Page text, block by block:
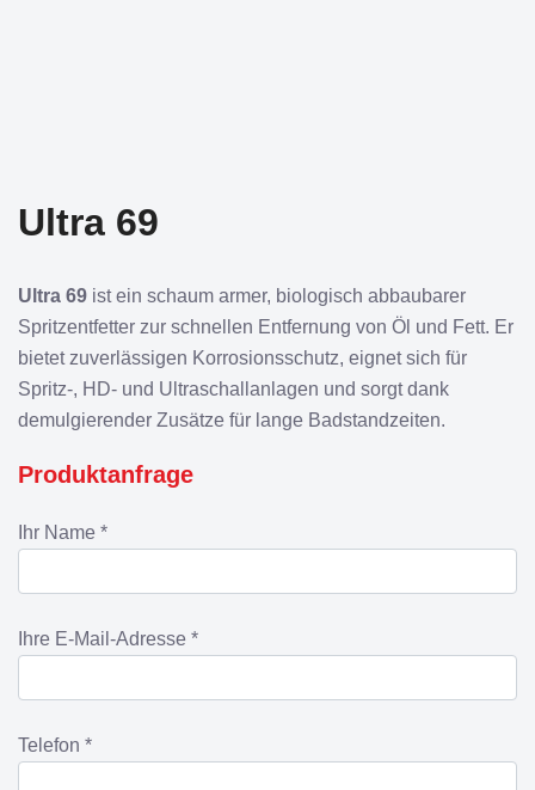
Ultra 69
Ultra 69 ist ein schaum armer, biologisch abbaubarer
Spritzentfetter zur schnellen Entfernung von Öl und Fett. Er
bietet zuverlässigen Korrosionsschutz, eignet sich für
Spritz-, HD- und Ultraschallanlagen und sorgt dank
demulgierender Zusätze für lange Badstandzeiten.
Produktanfrage
Ihr Name *
Ihre E-Mail-Adresse *
Telefon *